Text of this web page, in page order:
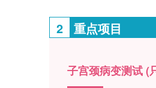
2 重点项目
子宫颈病变测试 (